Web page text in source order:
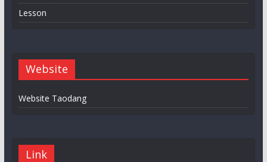
Lesson
Website
Website Taodang
Link